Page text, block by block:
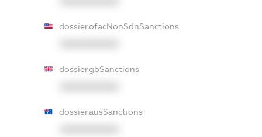
dossier.ofacNonSdnSanctions
dossier.gbSanctions
dossier.ausSanctions